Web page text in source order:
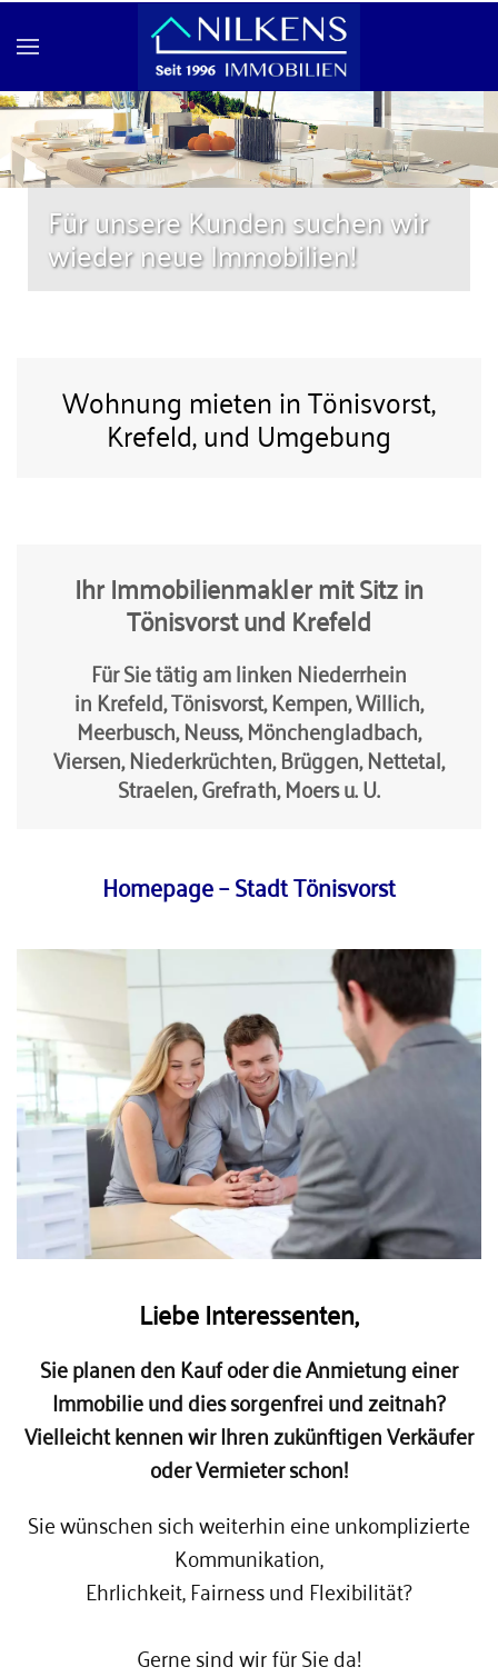
Skip to main content
Für unsere Kunden suchen wir
wieder neue Immobilien!
Wohnung mieten in Tönisvorst,
Krefeld, und Umgebung
Ihr Immobilienmakler mit Sitz in
Tönisvorst und Krefeld
Für Sie tätig am linken Niederrhein
in Krefeld, Tönisvorst, Kempen, Willich,
Meerbusch, Neuss, Mönchengladbach,
Viersen, Niederkrüchten, Brüggen, Nettetal,
Straelen, Grefrath, Moers u. U.
Homepage – Stadt Tönisvorst
Liebe Interessenten,
Sie planen den Kauf oder die Anmietung einer
Immobilie und dies sorgenfrei und zeitnah?
Vielleicht kennen wir Ihren zukünftigen Verkäufer
oder Vermieter schon!
Sie wünschen sich weiterhin eine unkomplizierte
Kommunikation,
Ehrlichkeit, Fairness und Flexibilität?
Gerne sind wir für Sie da!